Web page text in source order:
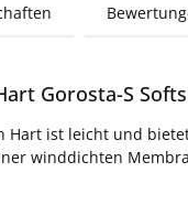
Gorosta-S
Hart ist leicht und
winddichten